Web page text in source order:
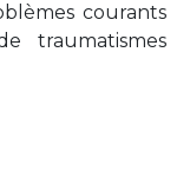
courants
traumatismes